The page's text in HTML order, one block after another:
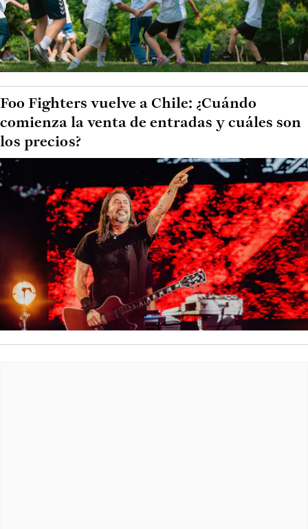
Foo Fighters vuelve a Chile: ¿Cuándo
comienza la venta de entradas y cuáles son
los precios?